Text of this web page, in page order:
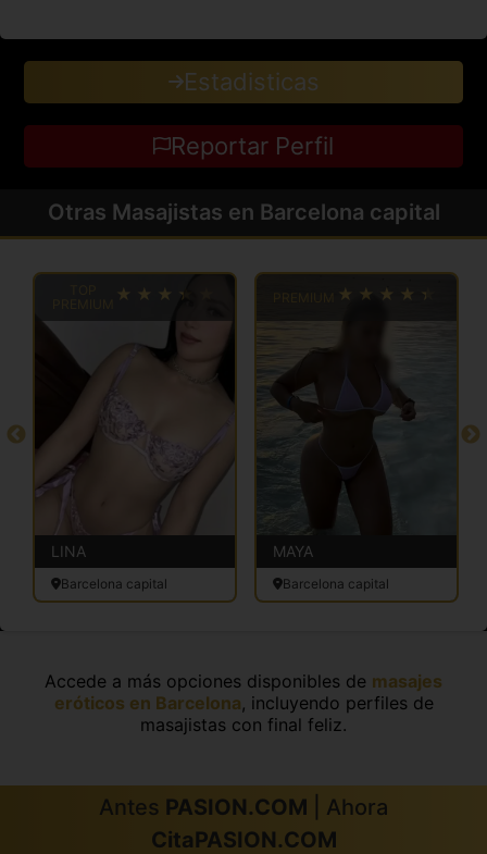
Estadisticas
Reportar Perfil
Otras Masajistas en Barcelona capital
LINA
Barcelona capital
MAYA
Barcelona capital
PREMIUM
Accede a más opciones disponibles de masajes
eróticos en Barcelona, incluyendo perfiles de
masajistas con final feliz.
Antes PASION.COM | Ahora
CitaPASION.COM